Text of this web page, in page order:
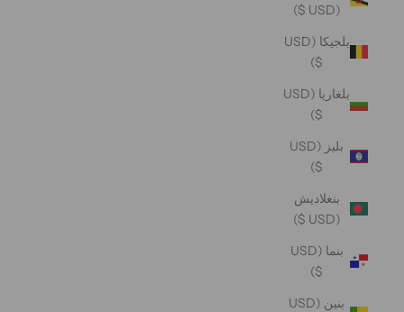
(USD $)
بلجيكا (USD
$)
بلغاريا (USD
$)
بليز (USD
$)
بنغلاديش
(USD $)
بنما (USD
$)
بنين (USD